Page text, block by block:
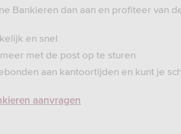
Bankieren dan aan en profiteer van
en snel
met de post op te sturen
aan kantoortijden en kunt je
aanvragen